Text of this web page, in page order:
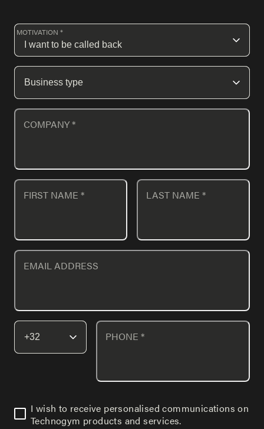
MOTIVATION *
COMPANY*
FIRST NAME * LAST NAME *
EMAIL ADDRESS
PHONE *
I wish to receive personalised communications on
Technogym products and services.